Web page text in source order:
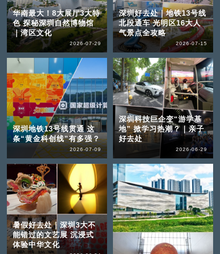
华南最大！8大展厅3大特
色 探秘深圳自然博物馆
｜湾区文化
2026-07-29
深圳好去处｜地铁13号线
北段通车 光明区16大人
气景点全攻略
2026-07-15
深圳地铁13号线贯通 这
条“黄金科创线”有多强？
2026-07-09
深圳科技巨企变“游学基
地” 掀学习热潮？｜亲子
好去处
2026-06-29
暑假好去处｜深圳3大不
能错过的文艺展 沉浸式
体验中华文化